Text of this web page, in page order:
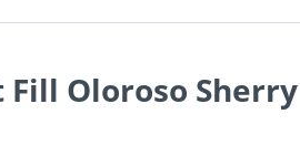
Fill Oloroso